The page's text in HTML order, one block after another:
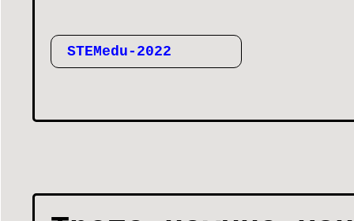
STEMedu-2022